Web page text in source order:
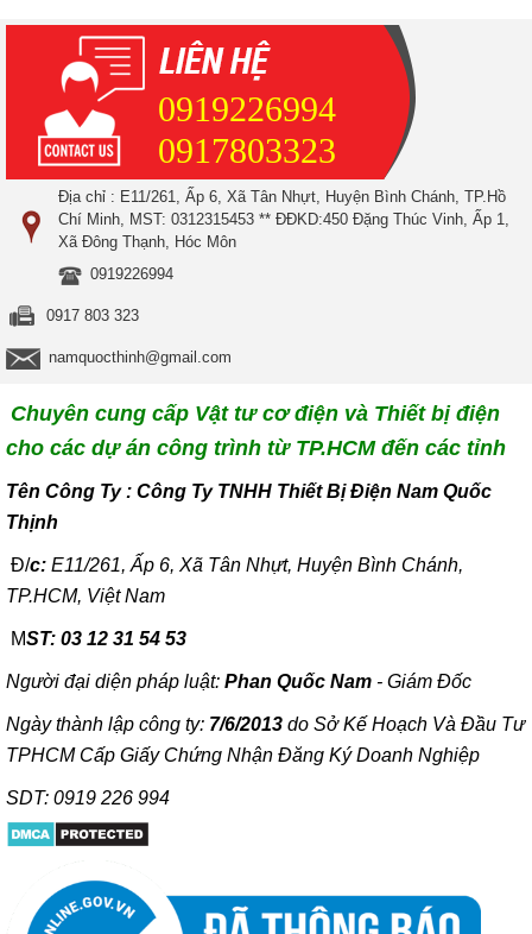
0919226994
0917803323
Địa chỉ : E11/261, Ấp 6, Xã Tân Nhựt, Huyện Bình Chánh, TP.Hồ
Chí Minh, MST: 0312315453 ** ĐĐKD:450 Đặng Thúc Vinh, Ấp 1,
Xã Đông Thạnh, Hóc Môn
0919226994
0917 803 323
namquocthinh@gmail.com
Chuyên cung cấp Vật tư cơ điện và Thiết bị điện
cho các dự án công trình từ TP.HCM đến các tỉnh
Tên Công Ty : Công Ty TNHH Thiết Bị Điện Nam Quốc
Thịnh
Đ/c: E11/261, Ấp 6, Xã Tân Nhựt, Huyện Bình Chánh,
TP.HCM, Việt Nam
MST: 03 12 31 54 53
Người đại diện pháp luật: Phan Quốc Nam - Giám Đốc
Ngày thành lập công ty: 7/6/2013 do Sở Kế Hoạch Và Đầu Tư
TPHCM Cấp Giấy Chứng Nhận Đăng Ký Doanh Nghiệp
SDT: 0919 226 994